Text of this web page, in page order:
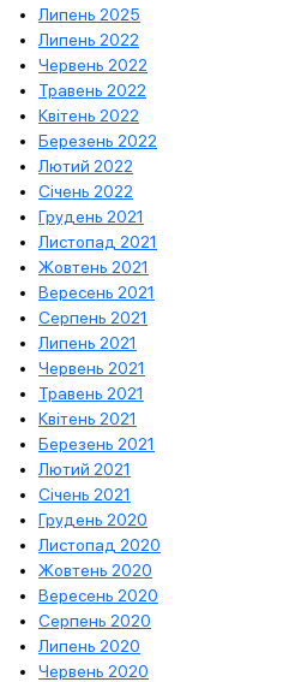
Липень 2025
Липень 2022
Червень 2022
Травень 2022
Квітень 2022
Березень 2022
Лютий 2022
Січень 2022
Грудень 2021
Листопад 2021
Жовтень 2021
Вересень 2021
Серпень 2021
Липень 2021
Червень 2021
Травень 2021
Квітень 2021
Березень 2021
Лютий 2021
Січень 2021
Грудень 2020
Листопад 2020
Жовтень 2020
Вересень 2020
Серпень 2020
Липень 2020
Червень 2020